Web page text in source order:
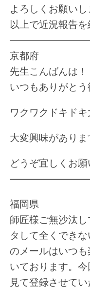
よろしくお願いし
以上で近況報告を
京都府
先生こんばんは！
いつもありがとう
ワクワクドキドキ
大変興味がありま
どうぞ宜しくお願
福岡県
師匠様ご無沙汰
タして全くでき
のメールはいつ
いております。
見て登録させて